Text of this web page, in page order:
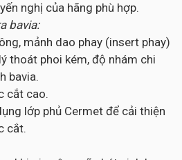
nghị của hãng phù hợp.
bavia:
mảnh dao phay (insert phay)
thoát phoi kém, độ nhám chi
bavia.
cắt cao.
lớp phủ Cermet để cải thiện
cắt.